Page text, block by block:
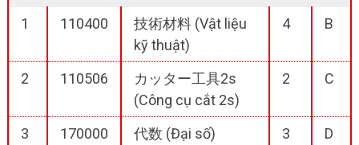
1 110400
技術材料 (Vật liệu
kỹ thuật)
4 B
2 110506
カッター工具2s
(Công cụ cắt 2s)
2 C
3 170000 代数 (Đại số) 3 D